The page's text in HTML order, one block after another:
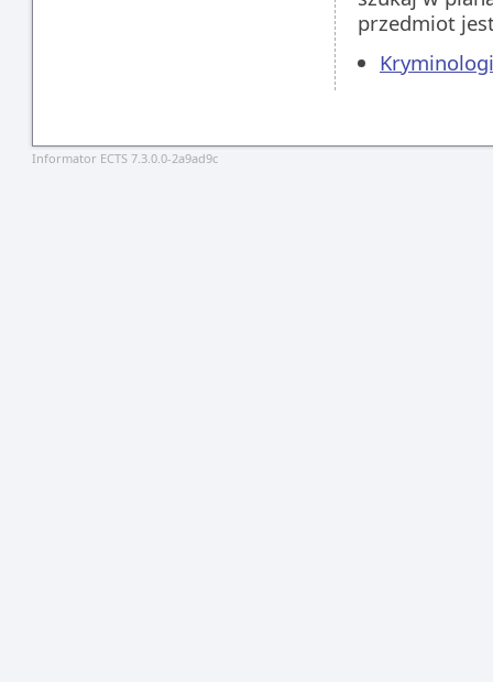
przedmiot
Informator ECTS 7.3.0.0-2a9ad9c